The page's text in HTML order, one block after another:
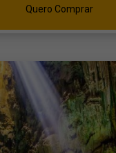
Quero Comprar